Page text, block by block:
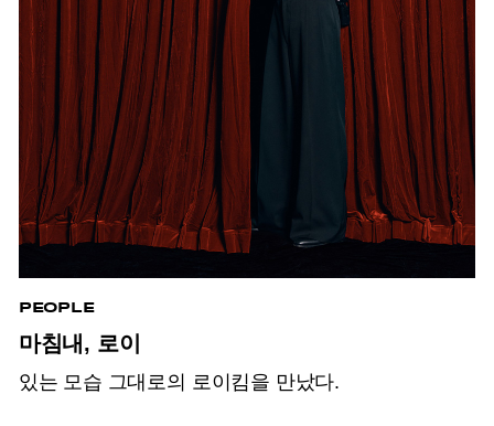
PEOPLE
마침내, 로이
있는 모습 그대로의 로이킴을 만났다.